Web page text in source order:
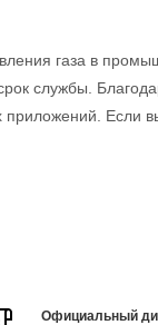
газа в
службы.
приложений. Если
Официальный